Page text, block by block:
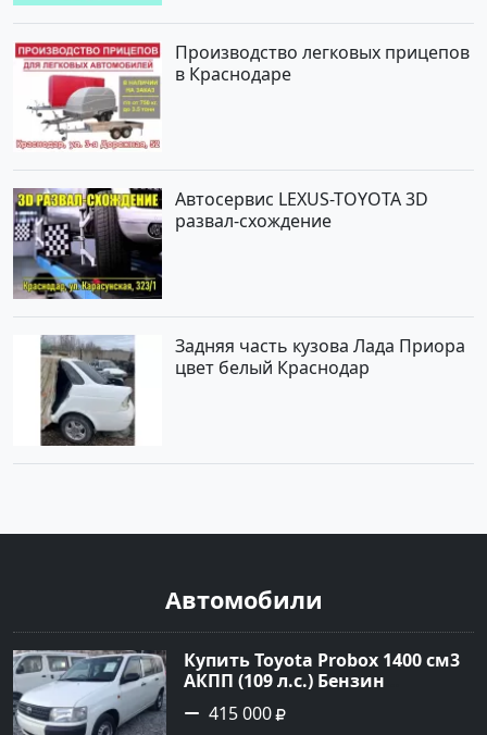
Производство легковых прицепов
в Краснодаре
Автосервис LEXUS-TOYOTA 3D
развал-схождение
Задняя часть кузова Лада Приора
цвет белый Краснодар
Автомобили
Купить Toyota Probox 1400 см3
АКПП (109 л.с.) Бензин
инжектор в Новороссийск:
цвет белый Универсал 2010
415 000